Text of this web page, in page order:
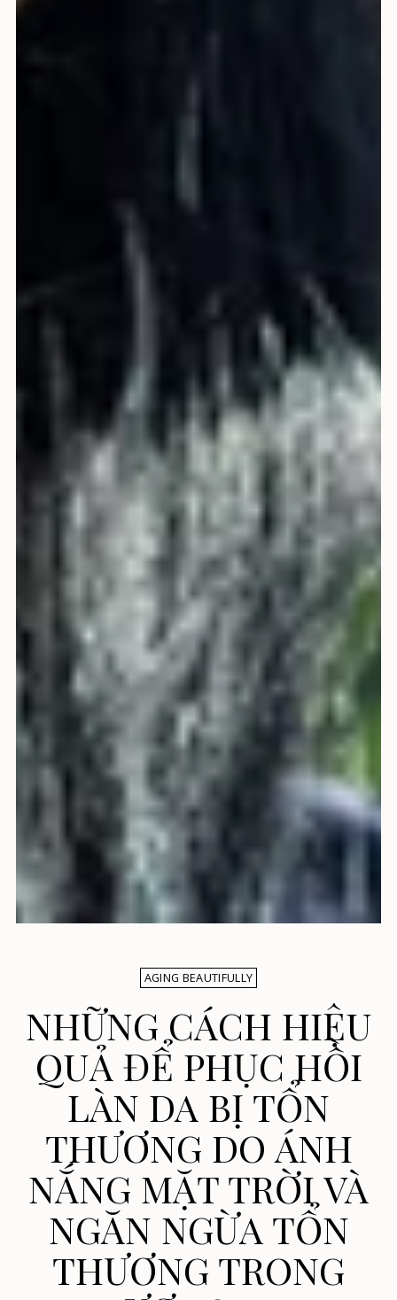
AGING BEAUTIFULLY
NHỮNG CÁCH HIỆU
QUẢ ĐỂ PHỤC HỒI
LÀN DA BỊ TỔN
THƯƠNG DO ÁNH
NẮNG MẶT TRỜI VÀ
NGĂN NGỪA TỔN
THƯƠNG TRONG